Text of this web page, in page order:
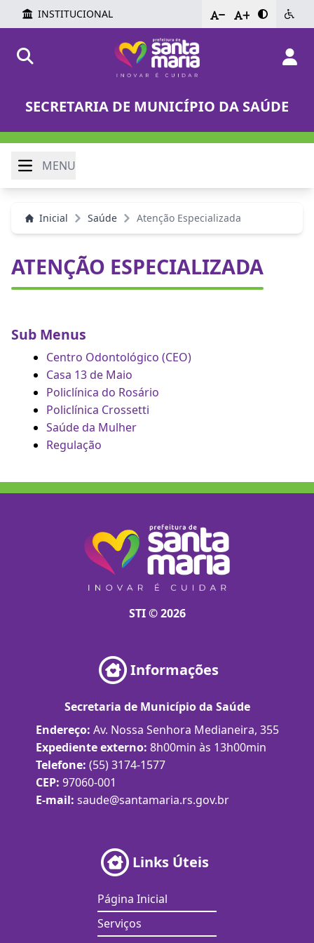
INSTITUCIONAL - +
SECRETARIA DE MUNICÍPIO DA SAÚDE
MENU
Inicial Saúde Atenção Especializada
ATENÇÃO ESPECIALIZADA
Sub Menus
Centro Odontológico (CEO)
Casa 13 de Maio
Policlínica do Rosário
Policlínica Crossetti
Saúde da Mulher
Regulação
STI © 2026
Informações
Secretaria de Município da Saúde
Endereço: Av. Nossa Senhora Medianeira, 355
Expediente externo: 8h00min às 13h00min
Telefone: (55) 3174-1577
CEP: 97060-001
E-mail: saude@santamaria.rs.gov.br
Links Úteis
Página Inicial
Serviços